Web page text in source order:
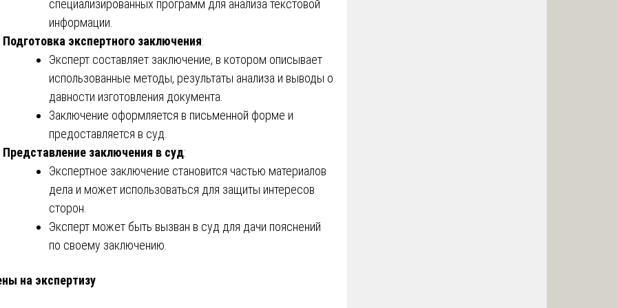
специализированных программ для анализа текстовой
информации.
Подготовка экспертного заключения:
Эксперт составляет заключение, в котором описывает
использованные методы, результаты анализа и выводы о
давности изготовления документа.
Заключение оформляется в письменной форме и
предоставляется в суд.
Представление заключения в суд:
Экспертное заключение становится частью материалов
дела и может использоваться для защиты интересов
сторон.
Эксперт может быть вызван в суд для дачи пояснений
по своему заключению.
на экспертизу